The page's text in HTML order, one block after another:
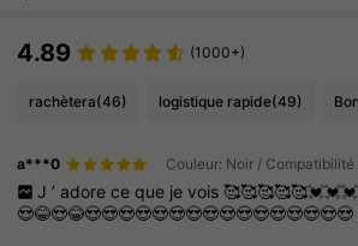
4.89 (1000+)
rachètera(46) logistique rapide(49)
a***0
J ’ adore ce que je vois
😍😂😍😂😍😍😍😍😍😍😍😍😍😍😍😍😍😍😍😍